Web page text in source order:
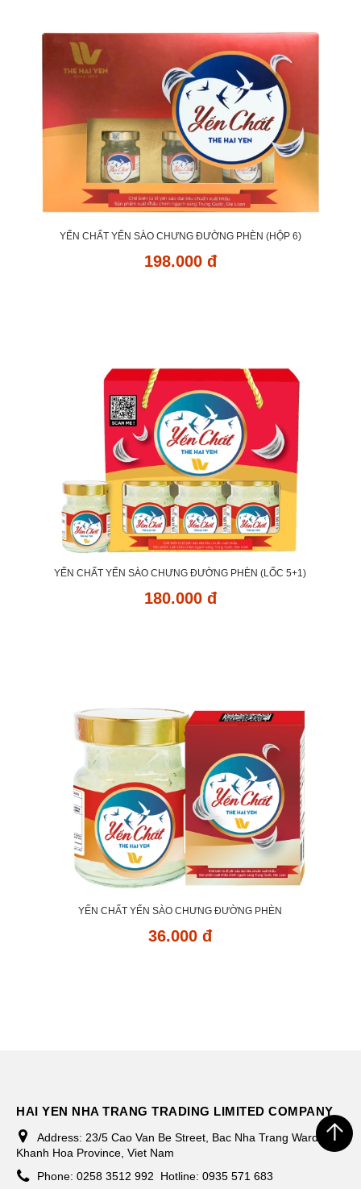
YẾN CHẤT YẾN SÀO CHƯNG ĐƯỜNG PHÈN (HỘP 6)
198.000 đ
YẾN CHẤT YẾN SÀO CHƯNG ĐƯỜNG PHÈN (LỐC 5+1)
180.000 đ
YẾN CHẤT YẾN SÀO CHƯNG ĐƯỜNG PHÈN
36.000 đ
HAI YEN NHA TRANG TRADING LIMITED COMPANY
Address: 23/5 Cao Van Be Street, Bac Nha Trang Ward,
Khanh Hoa Province, Viet Nam
Phone: 0258 3512 992 Hotline: 0935 571 683